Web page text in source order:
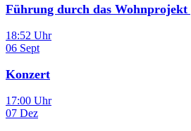
Führung durch das Wohnprojekt
18:52 Uhr
06 Sept
Konzert
17:00 Uhr
07 Dez